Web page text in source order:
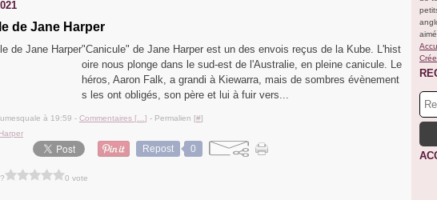
de Jane Harper
"Canicule" de Jane Harper est un des envois reçus de la Kube. L'hist
oire nous plonge dans le sud-est de l'Australie, en pleine canicule. Le
héros, Aaron Falk, a grandi à Kiewarra, mais de sombres évènement
s les ont obligés, son père et lui à fuir vers...
à 19:59 - Commentaires [ ] - Permalien [#]
Repost 0
0 vote